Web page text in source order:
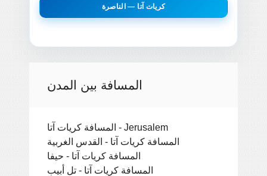
كريات آتا — الناصرة
المسافة بين المدن
المسافة كريات آتا - Jerusalem
المسافة كريات آتا - القدس الغربية
المسافة كريات آتا - حيفا
المسافة كريات آتا - تل أبيب